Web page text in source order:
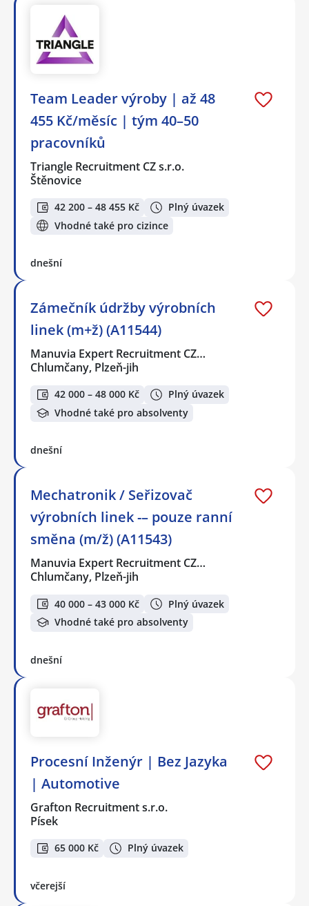
Team Leader výroby | až 48
455 Kč/měsíc | tým 40–50
pracovníků
Triangle Recruitment CZ s.r.o.
Štěnovice
42 200 – 48 455 Kč
Plný úvazek
Vhodné také pro cizince
dnešní
Zámečník údržby výrobních
linek (m+ž) (A11544)
Manuvia Expert Recruitment CZ…
Chlumčany, Plzeň-jih
42 000 – 48 000 Kč
Plný úvazek
Vhodné také pro absolventy
dnešní
Mechatronik / Seřizovač
výrobních linek -– pouze ranní
směna (m/ž) (A11543)
Manuvia Expert Recruitment CZ…
Chlumčany, Plzeň-jih
40 000 – 43 000 Kč
Plný úvazek
Vhodné také pro absolventy
dnešní
Procesní Inženýr | Bez Jazyka
| Automotive
Grafton Recruitment s.r.o.
Písek
65 000 Kč Plný úvazek
včerejší